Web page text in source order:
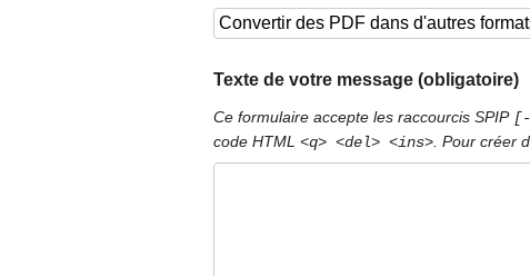
Texte de votre message (obligatoire)
Ce formulaire accepte les raccourcis SPIP
code HTML <q> <del> <ins> . Pour créer